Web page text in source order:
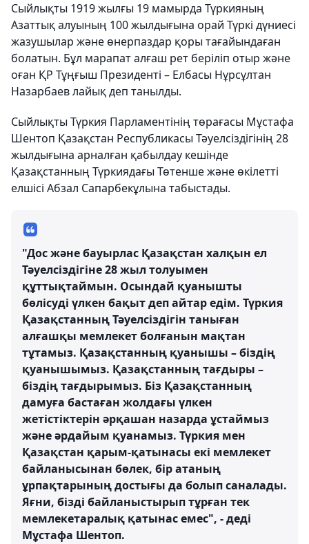
Сыйлықты 1919 жылғы 19 мамырда Түркияның
Азаттық алуының 100 жылдығына орай Түркі дүниесі
жазушылар және өнерпаздар қоры тағайындаған
болатын. Бұл марапат алғаш рет беріліп отыр және
оған ҚР Тұңғыш Президенті – Елбасы Нұрсұлтан
Назарбаев лайық деп танылды.
Сыйлықты Түркия Парламентінің төрағасы Мұстафа
Шентоп Қазақстан Республикасы Тәуелсіздігінің 28
жылдығына арналған қабылдау кешінде
Қазақстанның Түркиядағы Төтенше және өкілетті
елшісі Абзал Сапарбекұлына табыстады.
"Дос және бауырлас Қазақстан халқын ел
Тәуелсіздігіне 28 жыл толуымен
құттықтаймын. Осындай қуанышты
бөлісуді үлкен бақыт деп айтар едім. Түркия
Қазақстанның Тәуелсіздігін таныған
алғашқы мемлекет болғанын мақтан
тұтамыз. Қазақстанның қуанышы – біздің
қуанышымыз. Қазақстанның тағдыры –
біздің тағдырымыз. Біз Қазақстанның
дамуға бастаған жолдағы үлкен
жетістіктерін әрқашан назарда ұстаймыз
және әрдайым қуанамыз. Түркия мен
Қазақстан қарым-қатынасы екі мемлекет
байланысынан бөлек, бір атаның
ұрпақтарының достығы да болып саналады.
Яғни, бізді байланыстырып тұрған тек
мемлекетаралық қатынас емес", - деді
Мұстафа Шентоп.